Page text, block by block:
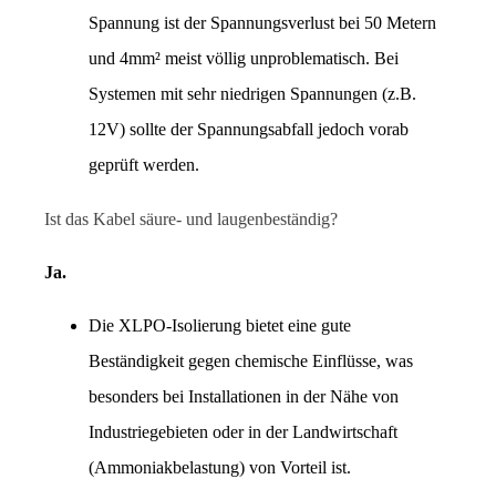
Spannung ist der Spannungsverlust bei 50 Metern
und 4mm² meist völlig unproblematisch. Bei
Systemen mit sehr niedrigen Spannungen (z.B.
12V) sollte der Spannungsabfall jedoch vorab
geprüft werden.
Ist das Kabel säure- und laugenbeständig?
Ja.
Die XLPO-Isolierung bietet eine gute
Beständigkeit gegen chemische Einflüsse, was
besonders bei Installationen in der Nähe von
Industriegebieten oder in der Landwirtschaft
(Ammoniakbelastung) von Vorteil ist.